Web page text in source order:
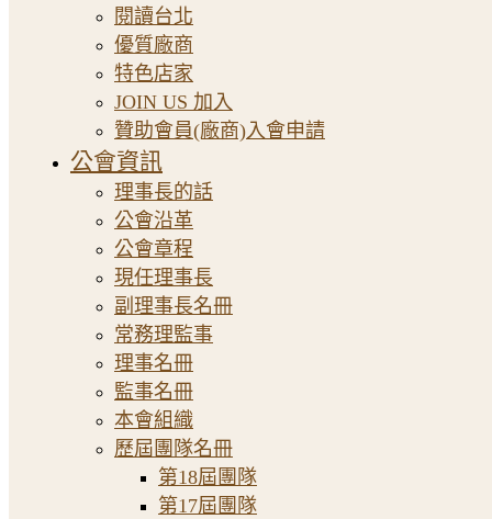
閱讀台北
優質廠商
特色店家
JOIN US 加入
贊助會員(廠商)入會申請
公會資訊
理事長的話
公會沿革
公會章程
現任理事長
副理事長名冊
常務理監事
理事名冊
監事名冊
本會組織
歷屆團隊名冊
第18屆團隊
第17屆團隊